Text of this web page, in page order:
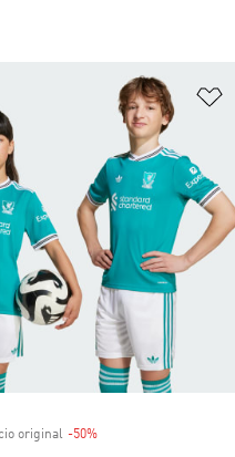
original -50%Descuento